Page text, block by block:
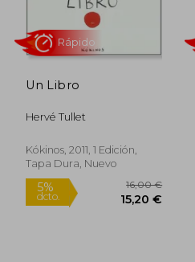
Un Libro
Hervé Tullet
Kókinos, 2011, 1 Edición,
Tapa Dura, Nuevo
Rápido